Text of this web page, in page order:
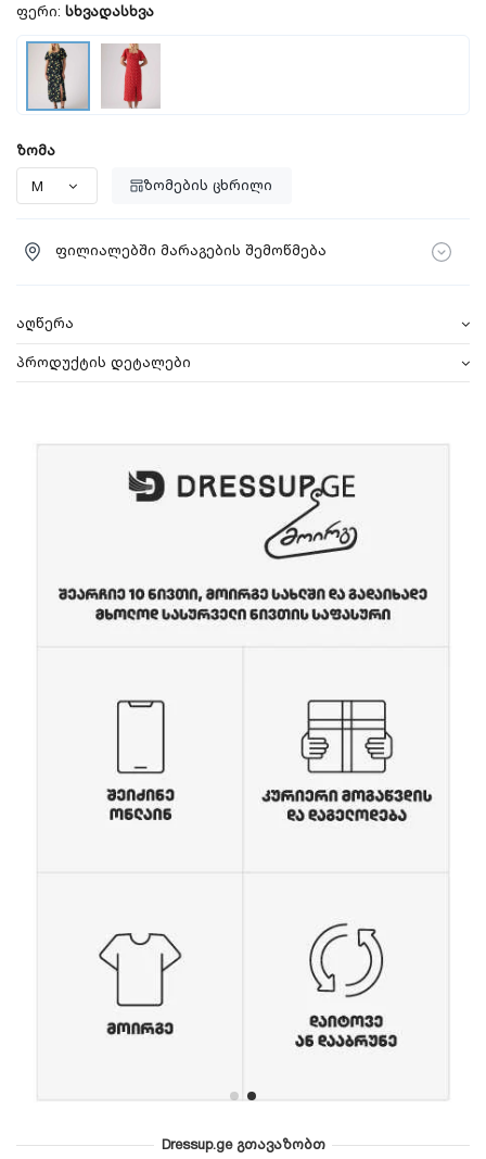
ფერი: სხვადასხვა
ზომა
ზომების ცხრილი
ფილიალებში მარაგების შემოწმება
აღწერა
პროდუქტის დეტალები
Dressup.ge გთავაზობთ